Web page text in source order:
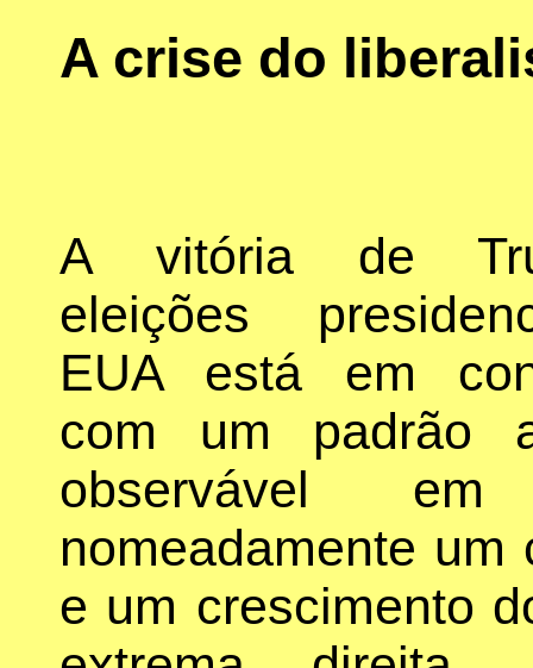
A crise do
A vitória de
eleições
EUA está em
com um padrão
observável
nomeadamente
e um crescimento